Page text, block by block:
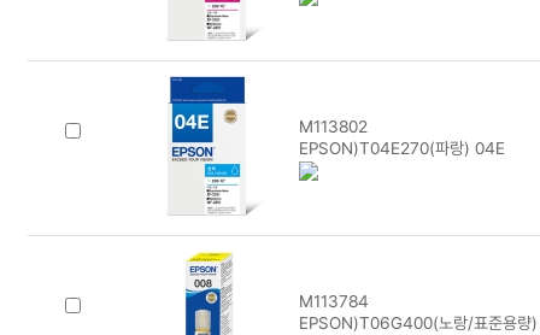
M113802
EPSON)T04E270(파랑) 04E
M113784
EPSON)T06G400(노랑/표준용량)